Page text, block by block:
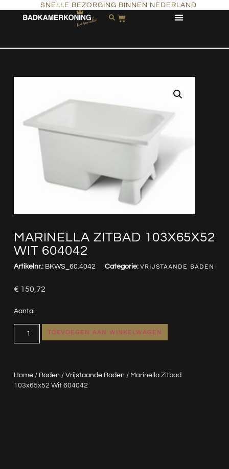
SNELLE BEZORGING BINNEN NEDERLAND
MARINELLA ZITBAD 103X65X52
WIT 604042
Home/ Baden / Vrijstaande Baden / Marinella Zitbad
103x65x52 Wit 604042
Artikelnr.: BKWS_60.4042 Categorie: VRIJSTAANDE BADEN
€ 150,72
Aantal
TOEVOEGEN AAN WINKELWAGEN